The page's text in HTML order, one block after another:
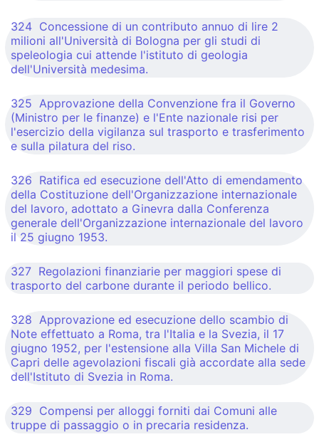
324 Concessione di un contributo annuo di lire 2
milioni all'Università di Bologna per gli studi di
speleologia cui attende l'istituto di geologia
dell'Università medesima.
325 Approvazione della Convenzione fra il Governo
(Ministro per le finanze) e l'Ente nazionale risi per
l'esercizio della vigilanza sul trasporto e trasferimento
e sulla pilatura del riso.
326 Ratifica ed esecuzione dell'Atto di emendamento
della Costituzione dell'Organizzazione internazionale
del lavoro, adottato a Ginevra dalla Conferenza
generale dell'Organizzazione internazionale del lavoro
il 25 giugno 1953.
327 Regolazioni finanziarie per maggiori spese di
trasporto del carbone durante il periodo bellico.
328 Approvazione ed esecuzione dello scambio di
Note effettuato a Roma, tra l'Italia e la Svezia, il 17
giugno 1952, per l'estensione alla Villa San Michele di
Capri delle agevolazioni fiscali già accordate alla sede
dell'Istituto di Svezia in Roma.
329 Compensi per alloggi forniti dai Comuni alle
truppe di passaggio o in precaria residenza.